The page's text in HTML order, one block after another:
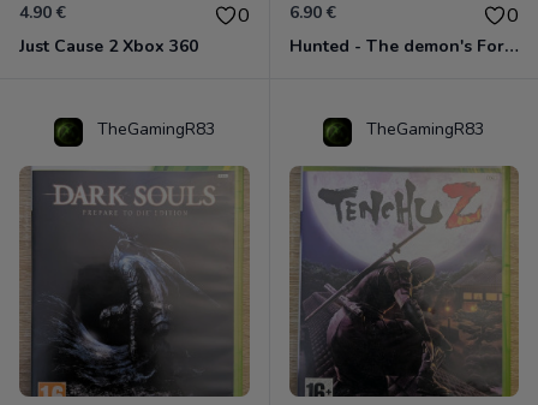
4.90 € 0
Just Cause 2 Xbox 360
6.90 € 0
Hunted - The demon's Forge Xbox 360 (Complet CIB)
TheGamingR83 TheGamingR83